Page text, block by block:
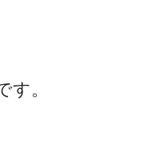
。